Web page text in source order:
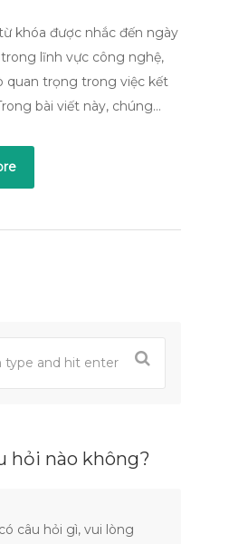
khóa được nhắc đến ngày
lĩnh vực công nghệ,
quan trọng trong việc kết
bài viết này, chúng…
hỏi nào không?
câu hỏi gì, vui lòng